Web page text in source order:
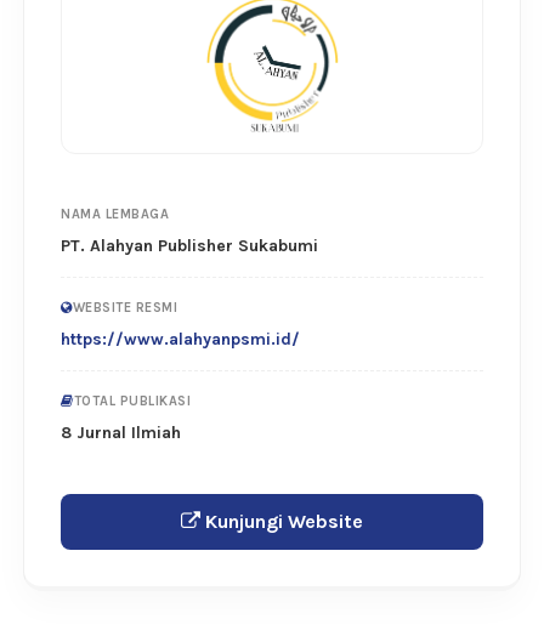
NAMA LEMBAGA
PT. Alahyan Publisher Sukabumi
WEBSITE RESMI
https://www.alahyanpsmi.id/
TOTAL PUBLIKASI
8 Jurnal Ilmiah
Kunjungi Website